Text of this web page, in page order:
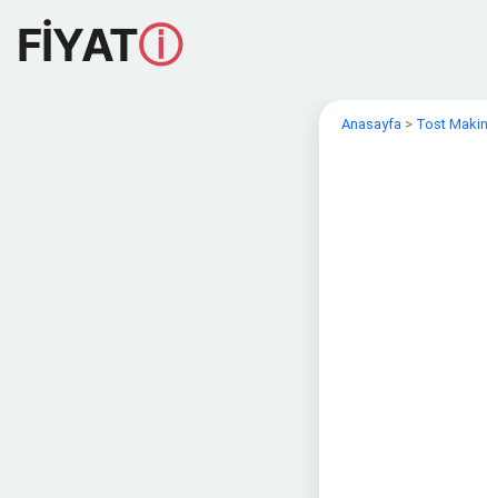
FİYATⓘ
Anasayfa > Tost